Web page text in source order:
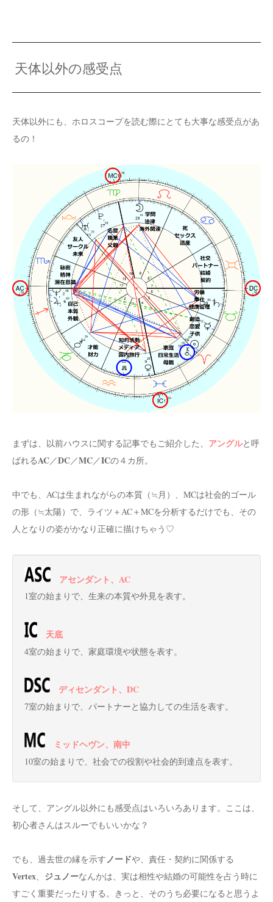
天体以外の感受点
天体以外にも、ホロスコープを読む際にとても大事な感受点があ
るの！
まずは、以前ハウスに関する記事でもご紹介した、 アングルと呼
ばれるAC／DC／MC／ICの４カ所。
中でも、ACは生まれながらの本質（≒月）、MCは社会的ゴール
の形（≒太陽）で、ライツ＋AC＋MCを分析するだけでも、その
人となりの姿がかなり正確に描けちゃう♡
アセンダント、AC
1室の始まりで、生来の本質や外見を表す。
天底
4室の始まりで、家庭環境や状態を表す。
ディセンダント、DC
7室の始まりで、パートナーと協力しての生活を表す。
ミッドヘヴン、南中
10室の始まりで、社会での役割や社会的到達点を表す。
そして、アングル以外にも感受点はいろいろあります。ここは、
初心者さんはスルーでもいいかな？
でも、過去世の縁を示すノードや、責任・契約に関係する
Vertex、 ジュノーなんかは、実は相性や結婚の可能性を占う時に
すごく重要だったりする。きっと、そのうち必要になると思うよ